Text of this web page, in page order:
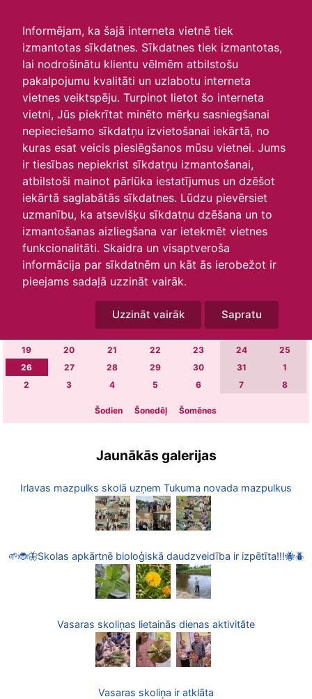
Informējam, ka šajā interneta vietnē tiek
izmantotas sīkdatnes. Sīkdatnes tiek izmantotas,
lai nodrošinātu klientu vēlmēm atbilstošu
pakalpojumu kvalitāti un uzlabotu interneta
vietnes veiktspēju. Turpinot lietot šo interneta
vietni, Jūs piekrītat minēto mērķu sasniegšanai
nepieciešamo sīkdatņu izvietošanai iekārtā, no
kuras esat veicis pieslēgšanos mūsu vietnei. Jums
ir tiesības nepiekrist sīkdatņu izmantošanai,
atbilstoši mainot pārlūka iestatījumus un dzēšot
iekārtā saglabātās sīkdatnes. Lūdzu pievērsiet
uzmanību, ka atsevišķu sīkdatņu dzēšana un to
izmantošanas aizliegšana var ietekmēt vietnes
funkcionalitāti. Skaidra un visaptveroša
informācija par sīkdatnēm un kāt ās ierobežot ir
pieejams sadaļā uzzināt vairāk.
Uzzināt vairāk Sapratu
Skats :
Aktuālie
Šodien Šonedēļ
Šomēnes
Arhīvs
O T S
7 8 10
14 15 16 17
19
20 21 22 23 24
25
26
27 28 29 30 31
1
2
3 4 5 6 7 8
Šodien Šonedēļ Šomēnes
Jaunākās galerijas
Irlavas mazpulks skolā uzņem Tukuma novada mazpulkus
🌱🐞🦋Skolas apkārtnē bioloģiskā daudzveidība ir izpētīta!!!🐝🪲
Vasaras skoliņas lietainās dienas aktivitāte
Vasaras skoliņa ir atklāta